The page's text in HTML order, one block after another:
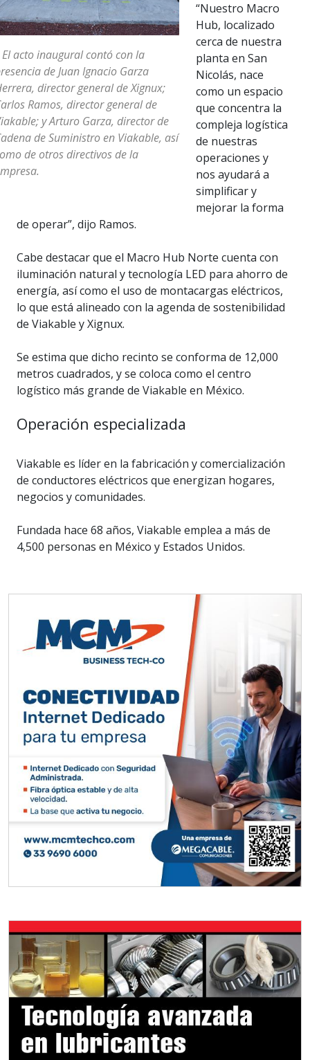
El acto inaugural contó con la
de Juan Ignacio Garza
director general de Xignux;
Ramos, director general de
y Arturo Garza, director de
de Suministro en Viakable, así
de otros directivos de la
“Nuestro Macro
Hub, localizado
cerca de nuestra
planta en San
Nicolás, nace
como un espacio
que concentra la
compleja logística
de nuestras
operaciones y
nos ayudará a
simplificar y
mejorar la forma
de operar”, dijo Ramos.
Cabe destacar que el Macro Hub Norte cuenta con
iluminación natural y tecnología LED para ahorro de
energía, así como el uso de montacargas eléctricos,
lo que está alineado con la agenda de sostenibilidad
de Viakable y Xignux.
Se estima que dicho recinto se conforma de 12,000
metros cuadrados, y se coloca como el centro
logístico más grande de Viakable en México.
Operación especializada
Viakable es líder en la fabricación y comercialización
de conductores eléctricos que energizan hogares,
negocios y comunidades.
Fundada hace 68 años, Viakable emplea a más de
4,500 personas en México y Estados Unidos.